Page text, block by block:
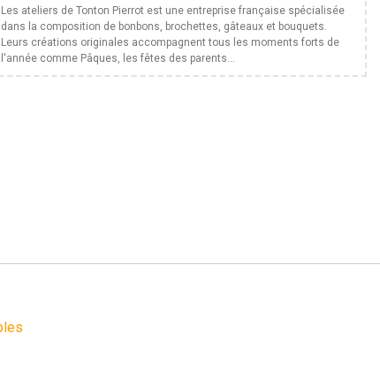
Les ateliers de Tonton Pierrot est une entreprise française spécialisée
dans la composition de bonbons, brochettes, gâteaux et bouquets.
Leurs créations originales accompagnent tous les moments forts de
l'année comme Pâques, les fêtes des parents...